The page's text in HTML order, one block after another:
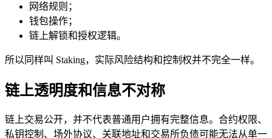
网络规则；
钱包操作；
链上解锁和授权逻辑。
所以同样叫 Staking，实际风险结构和控制权并不完全一样。
链上透明度和信息不对称
链上交易公开，并不代表普通用户拥有完整信息。合约权限、
私钥控制、场外协议、关联地址和交易所负债可能无法从单一